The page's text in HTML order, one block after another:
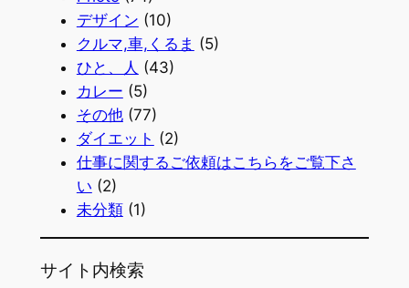
デザイン (10)
クルマ,車,くるま (5)
ひと、人 (43)
カレー (5)
その他(77)
ダイエット (2)
仕事に関するご依頼はこちらをご覧下さ
い (2)
未分類(1)
サイト内検索